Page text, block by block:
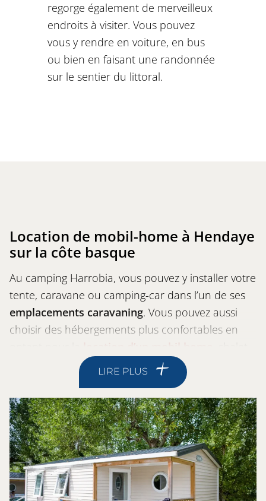
regorge également de merveilleux
endroits à visiter. Vous pouvez
vous y rendre en voiture, en bus
ou bien en faisant une randonnée
sur le sentier du littoral.
Location de mobil-home à Hendaye
sur la côte basque
LIRE PLUS
Au camping Harrobia, vous pouvez y installer votre
tente, caravane ou camping-car dans l’un de ses
emplacements caravaning. Vous pouvez aussi
choisir des hébergements plus confortables en
location d’un mobil home
ou appartement que propose le camping. Les
locatifs peuvent accueillir deux à sept personnes
selon le type et le modèle. En revanche, ils
disposent tous de tout le confort nécessaire pour
des vacances agréables en couple, en famille ou
entre amis.
Située proche desfrontières espagnoles,
Hendaye est surtout connue pour ses quelques